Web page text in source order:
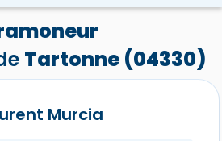
Tartonne (04330)
Murcia